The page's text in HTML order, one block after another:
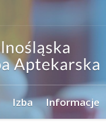
Izba Informacje